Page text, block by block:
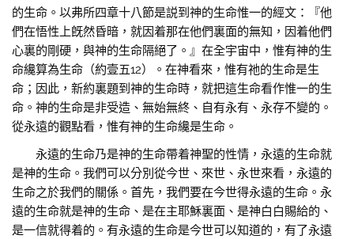
的生命。以弗所四章十八節是説到神的生命惟一的經文：『他
們在悟性上旣然昏暗，就因着那在他們裏面的無知，因着他們
心裏的剛硬，與神的生命隔絕了。』在全宇宙中，惟有神的生
命纔算為生命（約壹五12）。在神看來，惟有祂的生命是生
命；因此，新約裏題到神的生命時，就把這生命看作惟一的生
命。神的生命是非受造、無始無終、自有永有、永存不變的。
從永遠的觀點看，惟有神的生命纔是生命。
永遠的生命乃是神的生命帶着神聖的性情，永遠的生命就
是神的生命。我們可以分別從今世、來世、永世來看，永遠的
生命之於我們的關係。首先，我們要在今世得永遠的生命。永
遠的生命就是神的生命、是在主耶穌裏面、是神白白賜給的、
是一信就得着的。有永遠的生命是今世可以知道的，有了永遠